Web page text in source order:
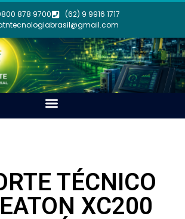
878 9700
(62) 9 9916 1717
TÉCNICO
XC200